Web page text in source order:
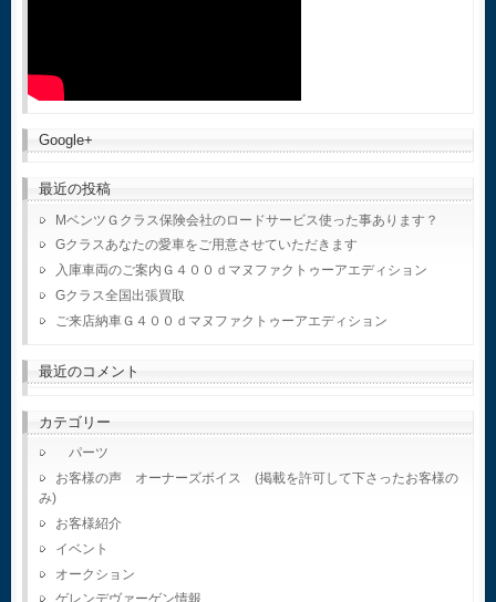
Google+
最近の投稿
MベンツＧクラス保険会社のロードサービス使った事あります？
Gクラスあなたの愛車をご用意させていただきます
入庫車両のご案内Ｇ４００ｄマヌファクトゥーアエディション
Gクラス全国出張買取
ご来店納車Ｇ４００ｄマヌファクトゥーアエディション
最近のコメント
カテゴリー
パーツ
お客様の声 オーナーズボイス (掲載を許可して下さったお客様の
み)
お客様紹介
イベント
オークション